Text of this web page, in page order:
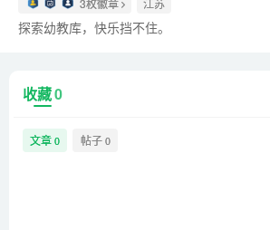
探索幼教库，快乐挡不住。
收藏0
文章 0 帖子 0